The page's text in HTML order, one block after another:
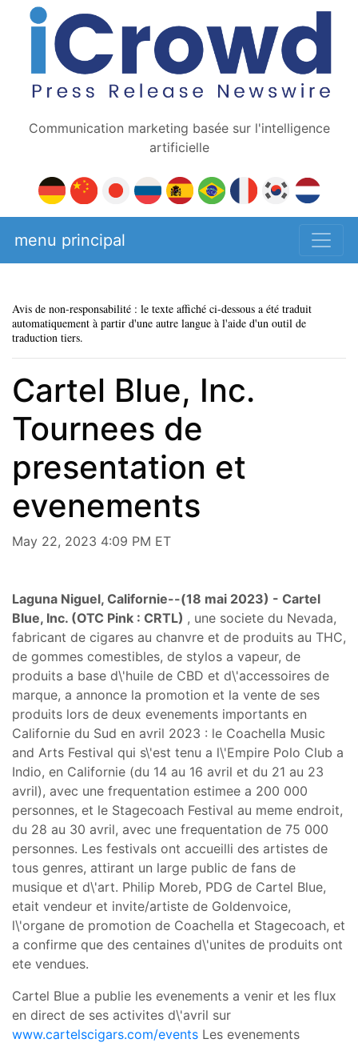
Communication marketing basée sur l'intelligence
artificielle
menu principal
Avis de non-responsabilité : le texte affiché ci-dessous a été traduit
automatiquement à partir d'une autre langue à l'aide d'un outil de
traduction tiers.
Cartel Blue, Inc.
Tournees de
presentation et
evenements
May 22, 2023 4:09 PM ET
Laguna Niguel, Californie--(18 mai 2023) - Cartel
Blue, Inc. (OTC Pink : CRTL) , une societe du Nevada,
fabricant de cigares au chanvre et de produits au THC,
de gommes comestibles, de stylos a vapeur, de
produits a base d\'huile de CBD et d\'accessoires de
marque, a annonce la promotion et la vente de ses
produits lors de deux evenements importants en
Californie du Sud en avril 2023 : le Coachella Music
and Arts Festival qui s\'est tenu a l\'Empire Polo Club a
Indio, en Californie (du 14 au 16 avril et du 21 au 23
avril), avec une frequentation estimee a 200 000
personnes, et le Stagecoach Festival au meme endroit,
du 28 au 30 avril, avec une frequentation de 75 000
personnes. Les festivals ont accueilli des artistes de
tous genres, attirant un large public de fans de
musique et d\'art. Philip Moreb, PDG de Cartel Blue,
etait vendeur et invite/artiste de Goldenvoice,
l\'organe de promotion de Coachella et Stagecoach, et
a confirme que des centaines d\'unites de produits ont
ete vendues.
Cartel Blue a publie les evenements a venir et les flux
en direct de ses activites d\'avril sur
www.cartelscigars.com/events Les evenements